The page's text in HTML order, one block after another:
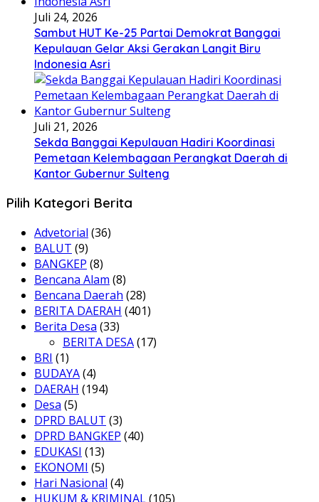
Juli 24, 2026
Sambut HUT Ke-25 Partai Demokrat Banggai
Kepulauan Gelar Aksi Gerakan Langit Biru
Indonesia Asri
Juli 21, 2026
Sekda Banggai Kepulauan Hadiri Koordinasi
Pemetaan Kelembagaan Perangkat Daerah di
Kantor Gubernur Sulteng
Pilih Kategori Berita
Advetorial (36)
BALUT (9)
BANGKEP (8)
Bencana Alam (8)
Bencana Daerah (28)
BERITA DAERAH (401)
Berita Desa (33)
BERITA DESA(17)
BRI (1)
BUDAYA(4)
DAERAH (194)
Desa (5)
DPRD BALUT (3)
DPRD BANGKEP (40)
EDUKASI (13)
EKONOMI (5)
Hari Nasional (4)
HUKUM & KRIMINAL(105)